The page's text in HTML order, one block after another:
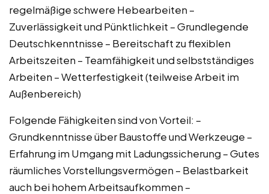
regelmäßige schwere Hebearbeiten –
Zuverlässigkeit und Pünktlichkeit – Grundlegende
Deutschkenntnisse – Bereitschaft zu flexiblen
Arbeitszeiten – Teamfähigkeit und selbstständiges
Arbeiten – Wetterfestigkeit (teilweise Arbeit im
Außenbereich)
Folgende Fähigkeiten sind von Vorteil: –
Grundkenntnisse über Baustoffe und Werkzeuge –
Erfahrung im Umgang mit Ladungssicherung – Gutes
räumliches Vorstellungsvermögen – Belastbarkeit
auch bei hohem Arbeitsaufkommen –